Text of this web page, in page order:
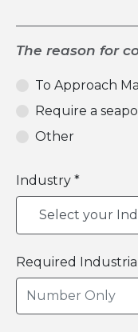
The reason for
To Approach
Require a
Other
Industry *
Required